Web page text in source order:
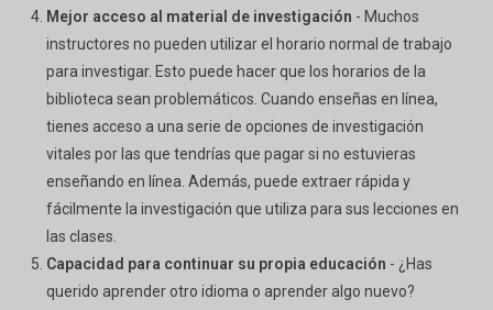
Mejor acceso al material de investigación - Muchos
instructores no pueden utilizar el horario normal de trabajo
para investigar. Esto puede hacer que los horarios de la
biblioteca sean problemáticos. Cuando enseñas en línea,
tienes acceso a una serie de opciones de investigación
vitales por las que tendrías que pagar si no estuvieras
enseñando en línea. Además, puede extraer rápida y
fácilmente la investigación que utiliza para sus lecciones en
las clases.
Capacidad para continuar su propia educación - ¿Has
querido aprender otro idioma o aprender algo nuevo?